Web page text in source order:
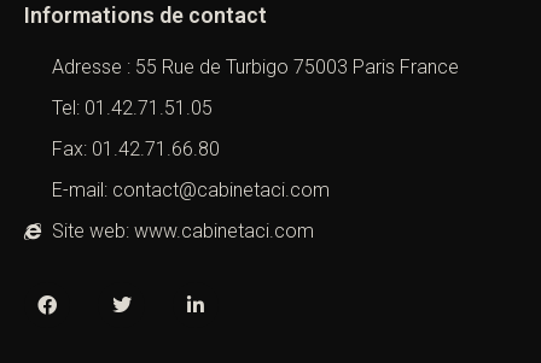
Informations de contact
Adresse : 55 Rue de Turbigo 75003 Paris France
Tel: 01.42.71.51.05
Fax: 01.42.71.66.80
E-mail: contact@cabinetaci.com
Site web: www.cabinetaci.com